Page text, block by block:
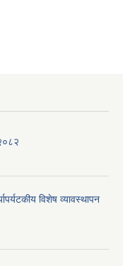
विशेष व्यावस्थापन